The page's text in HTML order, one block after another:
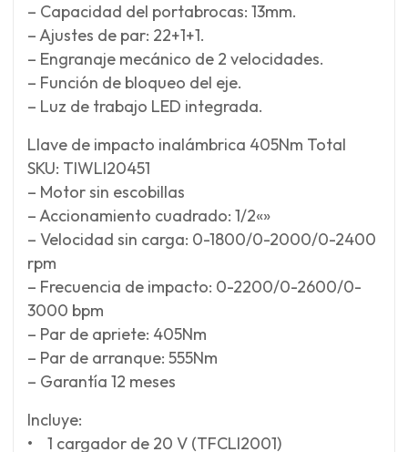
– Capacidad del portabrocas: 13mm.
– Ajustes de par: 22+1+1.
– Engranaje mecánico de 2 velocidades.
– Función de bloqueo del eje.
– Luz de trabajo LED integrada.
Llave de impacto inalámbrica 405Nm Total
SKU: TIWLI20451
– Motor sin escobillas
– Accionamiento cuadrado: 1/2«»
– Velocidad sin carga: 0-1800/0-2000/0-2400
rpm
– Frecuencia de impacto: 0-2200/0-2600/0-
3000 bpm
– Par de apriete: 405Nm
– Par de arranque: 555Nm
– Garantía 12 meses
Incluye:
• 1 cargador de 20 V (TFCLI2001)